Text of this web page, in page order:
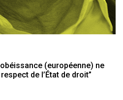
(européenne) ne
de l’État de droit”